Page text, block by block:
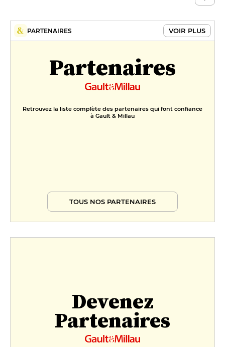
PARTENAIRES VOIR PLUS
Partenaires
Retrouvez la liste complète des partenaires qui font confiance
à Gault & Millau
TOUS NOS PARTENAIRES
Devenez
Partenaires